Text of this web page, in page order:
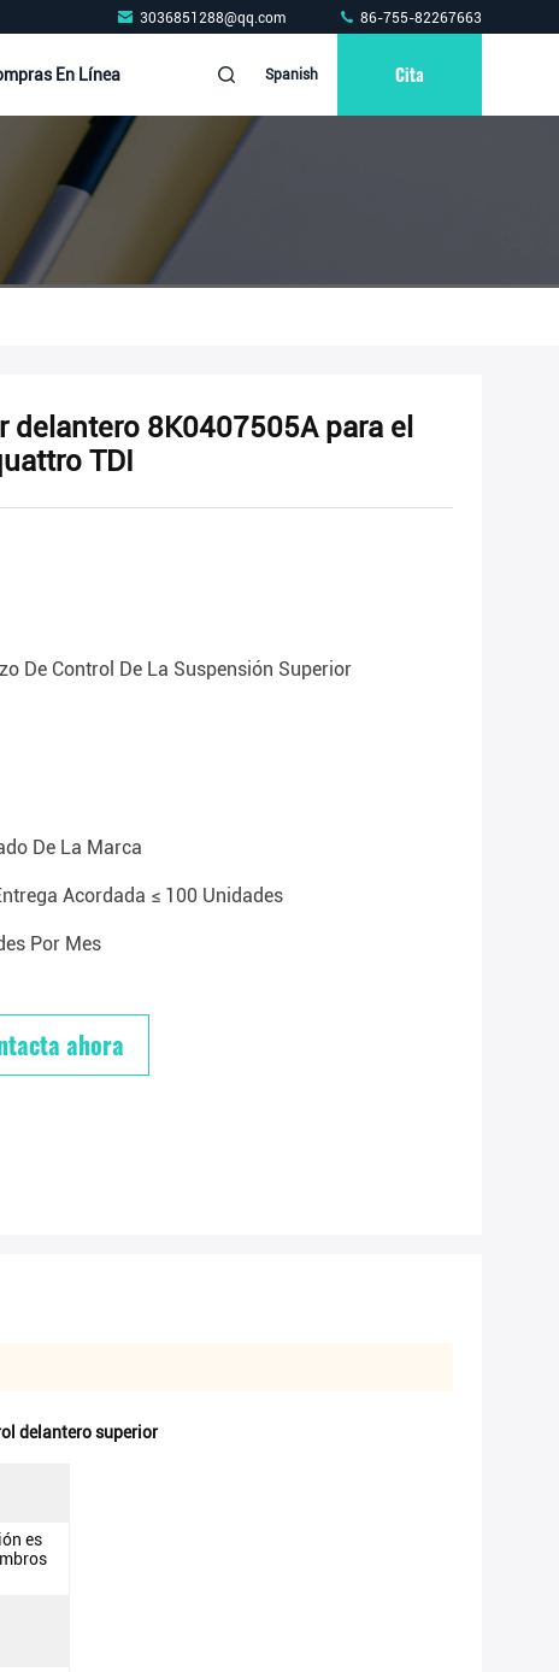
3036851288@qq.com 86-755-82267663
En Línea Spanish Cita
delantero 8K0407505A para el
TDI
De Control De La Suspensión Superior
De La Marca
Acordada ≤ 100 Unidades
Por Mes
ahora
delantero superior
es